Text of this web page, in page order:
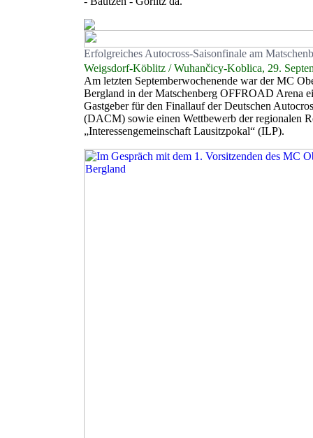
Erfolgreiches Autocross-Saisonfinale am
Weigsdorf-Köblitz / Wuhančicy-Koblica, 29.
Am letzten Septemberwochenende war der MC
Bergland in der Matschenberg OFFROAD Arena
Gastgeber für den Finallauf der Deutschen
(DACM) sowie einen Wettbewerb der regionalen
„Interessengemeinschaft Lausitzpokal“ (ILP).